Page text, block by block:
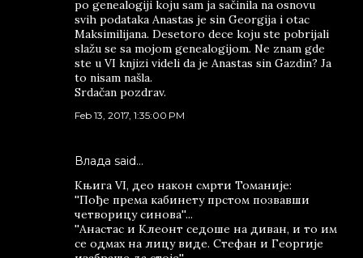
po genealogiji koju sam ja sačinila na osnovu
svih podataka Anastas je sin Georgija i otac
Maksimilijana. Desetoro dece koju ste pobrijali
slažu se sa mojom genealogijom. Ne znam gde
ste u VI knjizi videli da je Anastas sin Gazdin? Ja
to nisam našla.
Srdačan pozdrav.
Feb 13, 2017, 1:35:00 PM
Влада said…
Књига VI, део након смрти Томаније:
''Пође према кабинету прстом позвавши
четворицу синова''...
''Анастас и Клеонт седоше на диван, и то им
се одмах на лицу виде. Стефан и Георгије